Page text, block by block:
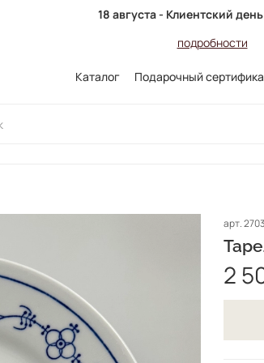
18 августа - Клиентский
подробности
Каталог Подарочный
арт.
2